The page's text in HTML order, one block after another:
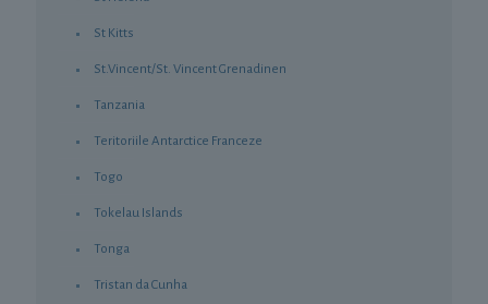
St Kitts
St.Vincent/St. Vincent Grenadinen
Tanzania
Teritoriile Antarctice Franceze
Togo
Tokelau Islands
Tonga
Tristan da Cunha